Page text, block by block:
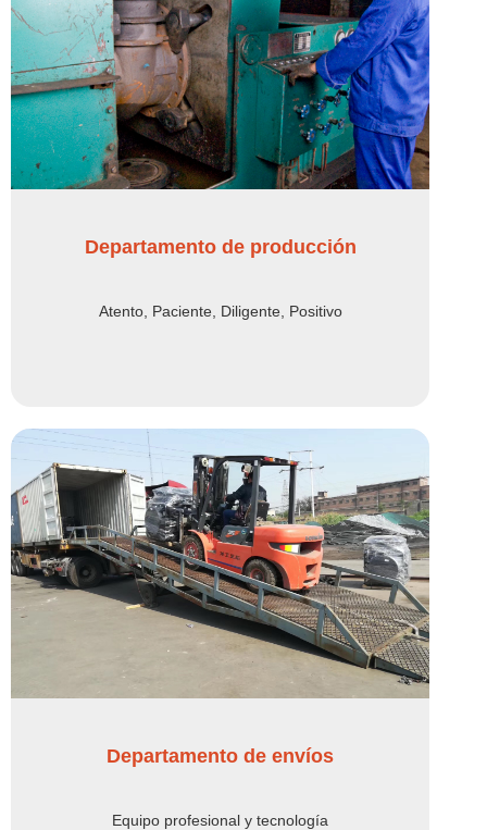
Departamento de producción
Atento, Paciente, Diligente, Positivo
Departamento de envíos
Equipo profesional y tecnología